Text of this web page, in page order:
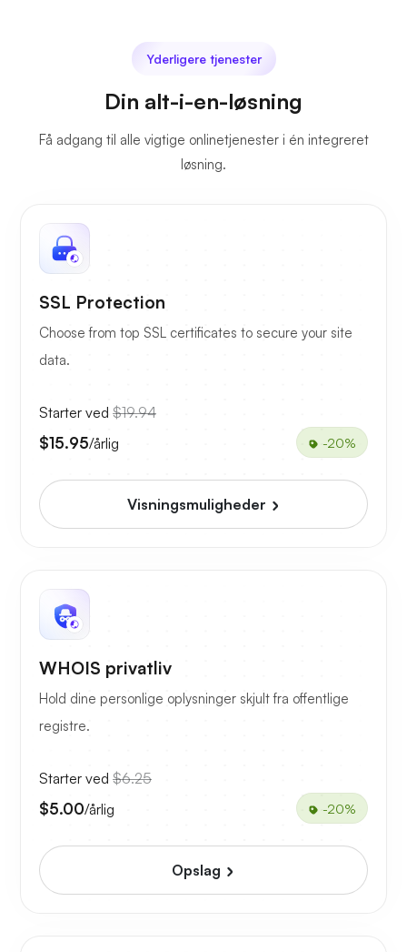
Yderligere tjenester
Din alt-i-en-løsning
Få adgang til alle vigtige onlinetjenester i én integreret
løsning.
SSL Protection
Choose from top SSL certificates to secure your site
data.
Starter ved $19.94
$15.95/årlig -20%
Visningsmuligheder
WHOIS privatliv
Hold dine personlige oplysninger skjult fra offentlige
registre.
Starter ved $6.25
$5.00/årlig -20%
Opslag